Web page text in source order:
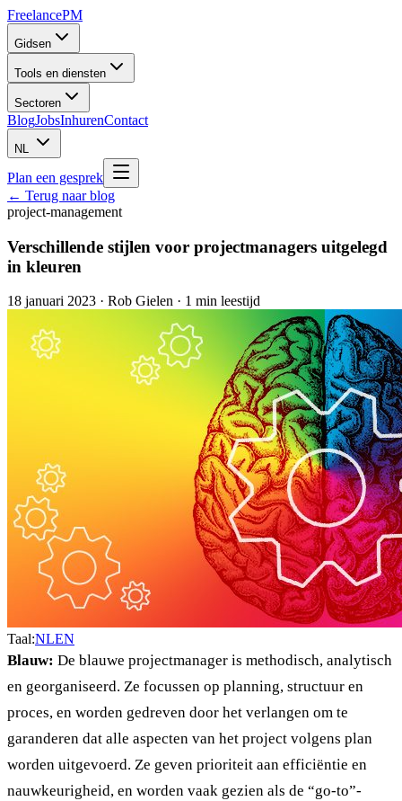
FreelancePM
Gidsen
Tools en diensten
Sectoren
BlogJobsInhurenContact
NL
Plan een gesprek
← Terug naar blog
project-management
Verschillende stijlen voor projectmanagers uitgelegd
in kleuren
18 januari 2023 · Rob Gielen · 1 min leestijd
Taal:NLEN
Blauw: De blauwe projectmanager is methodisch, analytisch
en georganiseerd. Ze focussen op planning, structuur en
proces, en worden gedreven door het verlangen om te
garanderen dat alle aspecten van het project volgens plan
worden uitgevoerd. Ze geven prioriteit aan efficiëntie en
nauwkeurigheid, en worden vaak gezien als de “go-to”-